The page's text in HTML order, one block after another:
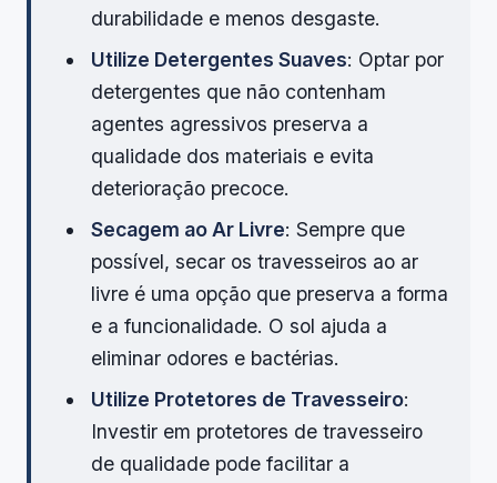
durabilidade e menos desgaste.
Utilize Detergentes Suaves: Optar por
detergentes que não contenham
agentes agressivos preserva a
qualidade dos materiais e evita
deterioração precoce.
Secagem ao Ar Livre: Sempre que
possível, secar os travesseiros ao ar
livre é uma opção que preserva a forma
e a funcionalidade. O sol ajuda a
eliminar odores e bactérias.
Utilize Protetores de Travesseiro:
Investir em protetores de travesseiro
de qualidade pode facilitar a